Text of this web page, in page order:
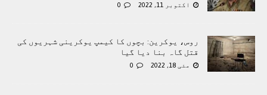
اکتوبر 11, 2022 0
روس، یوکرین: بچوں کا کیمپ یوکرینی شہریوں کی
قتل گاہ بنا دیا گیا
مئی 18, 2022 0